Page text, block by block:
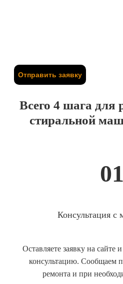
Отправить заявку
Всего 4 шага для
стиральной
01
Консультация с
Оставляете заявку на сайте
консультацию. Сообщаем
ремонта и при